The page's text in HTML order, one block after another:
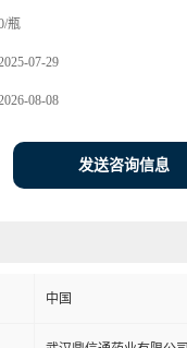
瓶
07-29
08-08
发送咨询信息
中国